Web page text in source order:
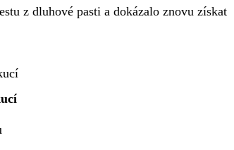
z dluhové pasti a dokázalo znovu získat